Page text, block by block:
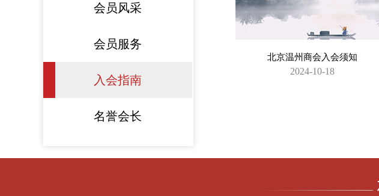
会员风采
会员服务
入会指南
名誉会长
北京温州商会入会须知
2024-10-18